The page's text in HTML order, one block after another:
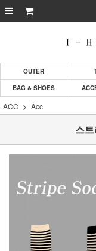
OUTER
BAG & SHOES
ACC Acc
스